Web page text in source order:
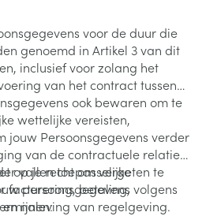
voor de duur die
genoemd in Artikel 3 van dit
inclusief voor zolang het
van het contract tussen
ook bewaren om te
wettelijke vereisten,
jouw Persoonsgegevens verder
van de contractuele relatie
vallen toepasselijke
facturering, betaling,
naleving van regelgeving.
op je recht om vergeten te
persoonsgegevens volgens